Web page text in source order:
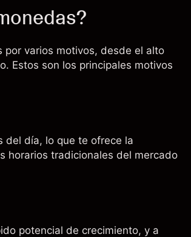
varios motivos, desde el alto
Estos son los principales motivos
del día, lo que te ofrece la
horarios tradicionales del mercado
potencial de crecimiento, y a